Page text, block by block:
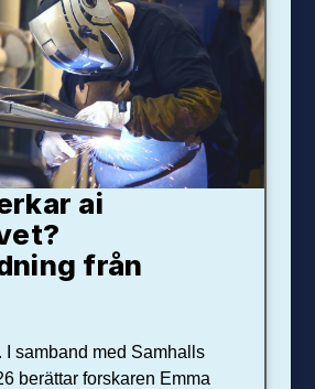
ai
från
samband med Samhalls
berättar forskaren Emma